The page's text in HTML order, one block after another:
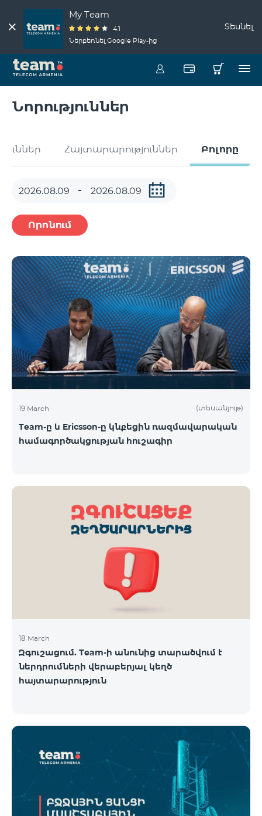
My Team
4.1
Ներբեռնել Google Play-ից
Տեսնել
Նորություններ
Հայտարարություններ Բոլորը
Որոնում
19 March (տեսանյութ)
Team-ը և Ericsson-ը կնքեցին ռազմավարական
համագործակցության հուշագիր
18 March
Զգուշացում. Team-ի անունից տարածվում է
ներդրումների վերաբերյալ կեղծ
հայտարարություն